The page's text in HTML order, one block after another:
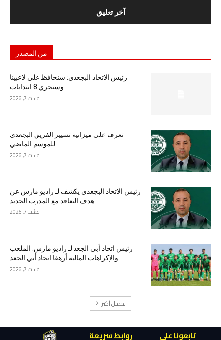
من المصدر
رئيس الاتحاد البجعدي: سنحافظ على لاعبينا
وسنجري 8 انتدابات
غشت 7, 2026
تعرف على ميزانية تسيير الفريق البجعدي
للموسم الماضي
غشت 7, 2026
رئيس الاتحاد البجعدي يكشف لـ راديو مارس عن
هدف التعاقد مع المدرب الجديد
غشت 7, 2026
رئيس اتحاد أبي الجعد لـ راديو مارس: الملعب
والإكراهات المالية أرهقا اتحاد أبي الجعد
غشت 7, 2026
تحميل أكثر
تابعونا على روابط سريعة